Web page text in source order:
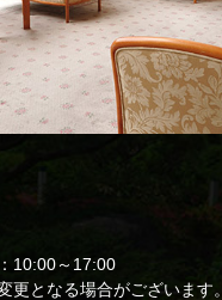
10:00～17:00
更となる場合がございます。